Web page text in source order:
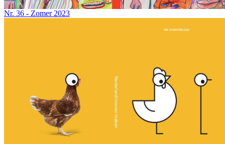
Nr. 36 - Zomer 2023